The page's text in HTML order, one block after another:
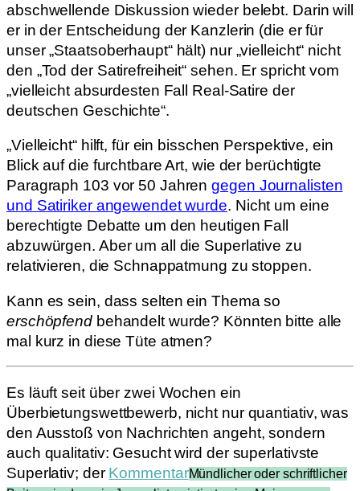
abschwellende Diskussion wieder belebt. Darin will
er in der Entscheidung der Kanzlerin (die er für
unser „Staatsoberhaupt“ hält) nur „vielleicht“ nicht
den „Tod der Satirefreiheit“ sehen. Er spricht vom
„vielleicht absurdesten Fall Real-Satire der
deutschen Geschichte“.
„Vielleicht“ hilft, für ein bisschen Perspektive, ein
Blick auf die furchtbare Art, wie der berüchtigte
Paragraph 103 vor 50 Jahrengegen Journalisten
und Satiriker angewendet wurde. Nicht um eine
berechtigte Debatte um den heutigen Fall
abzuwürgen. Aber um all die Superlative zu
relativieren, die Schnappatmung zu stoppen.
Kann es sein, dass selten ein Thema so
erschöpfendbehandelt wurde? Könnten bitte alle
mal kurz in diese Tüte atmen?
Es läuft seit über zwei Wochen ein
Überbietungswettbewerb, nicht nur quantiativ, was
den Ausstoß von Nachrichten angeht, sondern
auch qualitativ: Gesucht wird der superlativste
Superlativ; der KommentarMündlicher oder schriftlicher